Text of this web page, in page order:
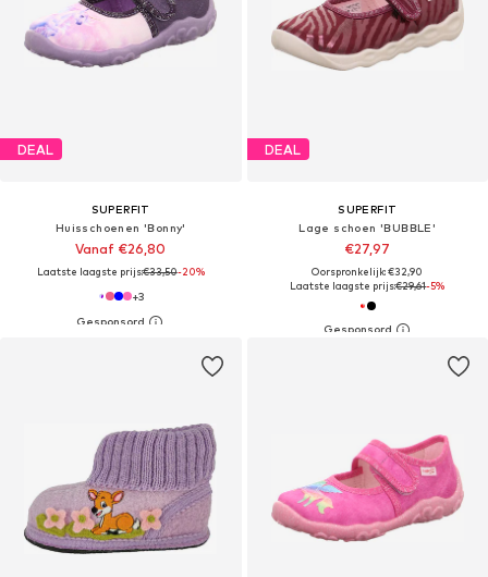
DEAL
SUPERFIT
Huisschoenen 'Bonny'
Vanaf €26,80
Laatste laagste prijs:€33,50-20%
+3
DEAL
SUPERFIT
Lage schoen 'BUBBLE'
€27,97
Oorspronkelijk: €32,90
Laatste laagste prijs:€29,61-5%